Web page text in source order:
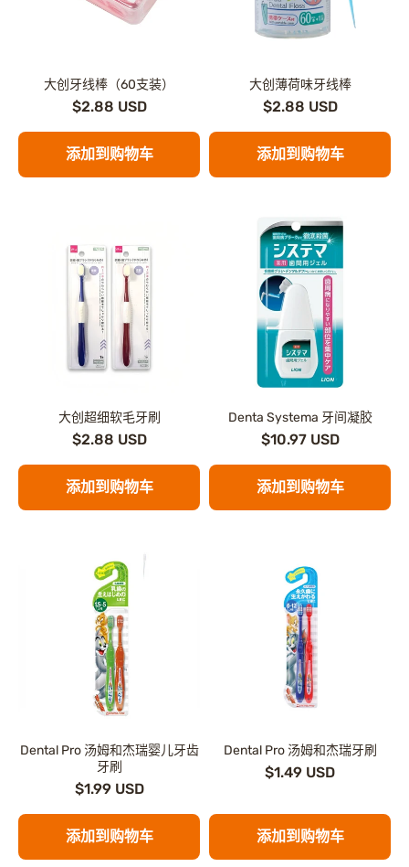
大创牙线棒（60支装）
$2.88 USD
添加到购物车
大创薄荷味牙线棒
$2.88 USD
添加到购物车
大创超细软毛牙刷
$2.88 USD
添加到购物车
Denta Systema 牙间凝胶
$10.97 USD
添加到购物车
Dental Pro 汤姆和杰瑞婴儿牙齿
牙刷
$1.99 USD
添加到购物车
Dental Pro 汤姆和杰瑞牙刷
$1.49 USD
添加到购物车